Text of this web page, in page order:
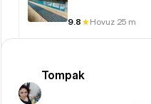
9.8 Hovuz 25 m
Tompak